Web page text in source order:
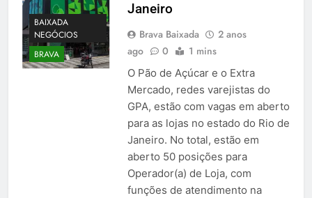
BAIXADA
NEGÓCIOS
BRAVA
Janeiro
Brava Baixada
2 anos
ago
0 1 mins
O Pão de Açúcar e o Extra
Mercado, redes varejistas do
GPA, estão com vagas em aberto
para as lojas no estado do Rio de
Janeiro. No total, estão em
aberto 50 posições para
Operador(a) de Loja, com
funções de atendimento na